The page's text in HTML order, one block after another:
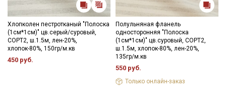
Хлопколен пестротканый "Полоска
(1см*1см)" цв.серый/суровый,
СОРТ2, ш.1.5м, лен-20%,
хлопок-80%, 150гр/м.кв
450 руб.
Полульняная фланель
односторонняя "Полоска
(1см*1см)" цв.суровый, СОРТ2,
ш.1.5м, хлопок-80%, лен-20%,
135гр/м.кв
550 руб.
Только онлайн-заказ